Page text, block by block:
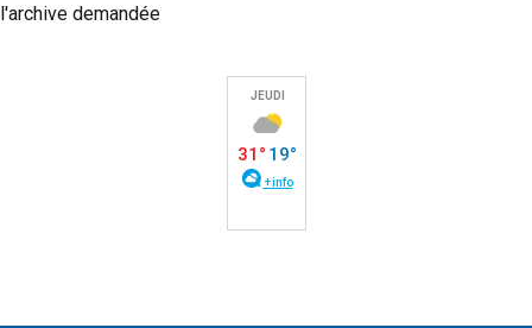
l'archive demandée